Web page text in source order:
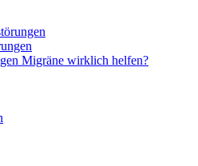
Migräne wirklich helfen?